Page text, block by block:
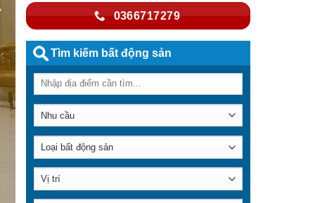
0366717279
Tìm kiếm bất động sản